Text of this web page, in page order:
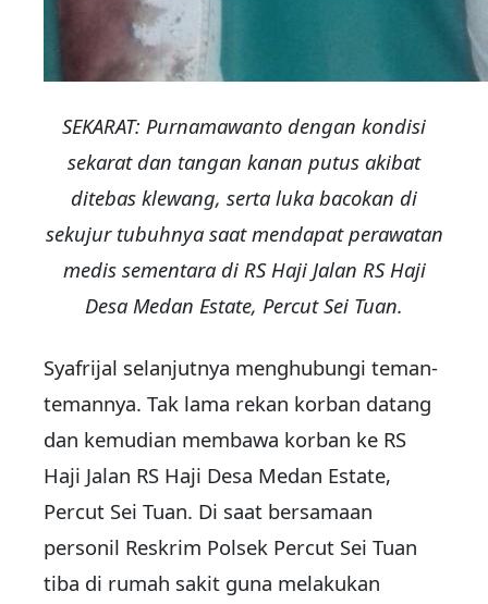
SEKARAT: Purnamawanto dengan kondisi
sekarat dan tangan kanan putus akibat
ditebas klewang, serta luka bacokan di
sekujur tubuhnya saat mendapat perawatan
medis sementara di RS Haji Jalan RS Haji
Desa Medan Estate, Percut Sei Tuan.
Syafrijal selanjutnya menghubungi teman-
temannya. Tak lama rekan korban datang
dan kemudian membawa korban ke RS
Haji Jalan RS Haji Desa Medan Estate,
Percut Sei Tuan. Di saat bersamaan
personil Reskrim Polsek Percut Sei Tuan
tiba di rumah sakit guna melakukan